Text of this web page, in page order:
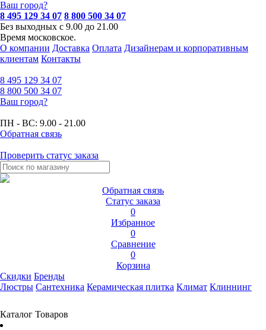
Ваш город?
8 495 129 34 07 8 800 500 34 07
Без выходных с 9.00 до 21.00
Время московское.
О компании Доставка Оплата Дизайнерам и корпоративным
клиентам Контакты
8 495 129 34 07
8 800 500 34 07
Ваш город?
ПН - ВС: 9.00 - 21.00
Обратная связь
Проверить статус заказа
Обратная связь
Статус заказа
0
Избранное
0
Сравнение
0
Корзина
Скидки Бренды
Люстры Сантехника Керамическая плитка Климат Клиннинг
Каталог Товаров